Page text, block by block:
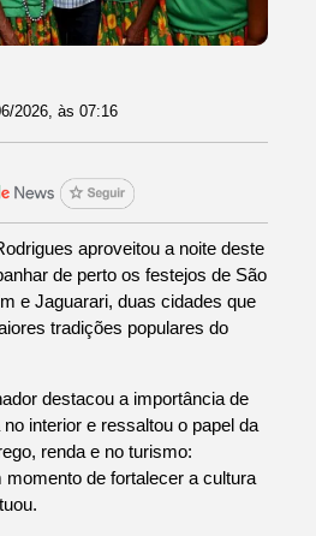
2026, às 07:16
aproveitou a noite deste
de perto os festejos de São
e Jaguarari, duas cidades que
tradições populares do
destacou a importância de
interior e ressaltou o papel da
renda e no turismo:
de fortalecer a cultura